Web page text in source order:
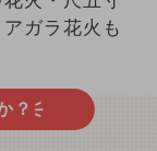
ガラ花火も
？